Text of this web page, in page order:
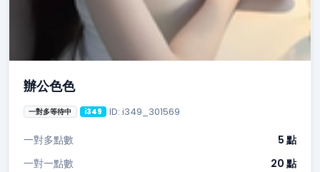
辦公色色
一對多等待中 i349 ID: i349_301569
一對多點數
5 點
一對一點數
20 點